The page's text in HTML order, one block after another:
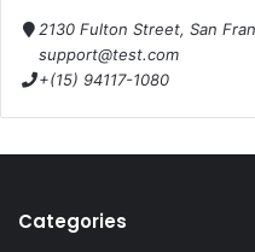
2130 Fulton Street, San
support@test.com
+(15) 94117-1080
Categories